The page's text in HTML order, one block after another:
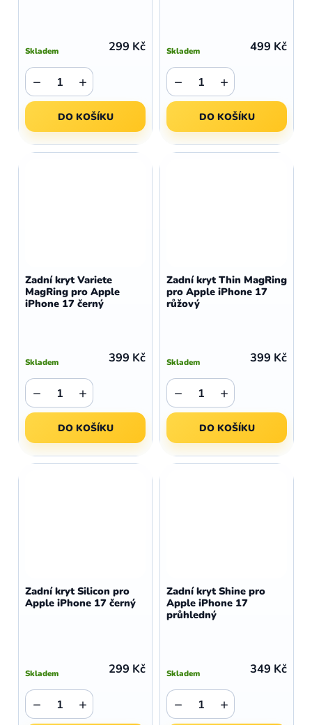
Skladem 299 Kč
+
−
DO KOŠÍKU
Skladem 499 Kč
+
−
DO KOŠÍKU
Zadní kryt Variete
MagRing pro Apple
iPhone 17 černý
Skladem 399 Kč
+
−
DO KOŠÍKU
Zadní kryt Thin MagRing
pro Apple iPhone 17
růžový
Skladem 399 Kč
+
−
DO KOŠÍKU
Zadní kryt Silicon pro
Apple iPhone 17 černý
Skladem 299 Kč
+
−
Zadní kryt Shine pro
Apple iPhone 17
průhledný
Skladem 349 Kč
+
−